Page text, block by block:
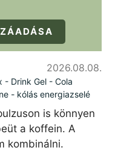
2026.08.08.
- Drink Gel - Cola
- kólás energiazselé
is könnyen
a koffein. A
kombinálni.